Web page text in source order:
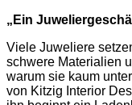
„Ein
Viele Juweliere
schwere­ Materialien
warum sie kaum
von Kitzig Interior